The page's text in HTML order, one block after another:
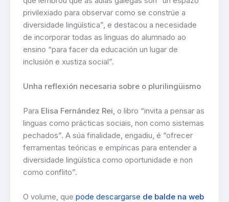
privilexiado para observar como se constrúe a
diversidade lingüística”, e destacou a necesidade
de incorporar todas as linguas do alumnado ao
ensino “para facer da educación un lugar de
inclusión e xustiza social”.
Unha reflexión necesaria sobre o plurilingüismo
Para Elisa Fernández Rei , o libro “invita a pensar as
linguas como prácticas sociais, non como sistemas
pechados”. A súa finalidade, engadiu, é “ofrecer
ferramentas teóricas e empíricas para entender a
diversidade lingüística como oportunidade e non
como conflito”.
O volume, que pode descargarse de balde na web